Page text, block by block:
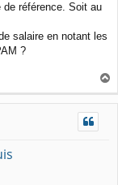
référence. Soit au
salaire en notant les
?
a
u